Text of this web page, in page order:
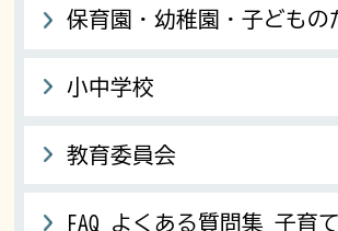
保育園・幼稚園・子どもの
小中学校
教育委員会
FAQ よくある質問集 子育